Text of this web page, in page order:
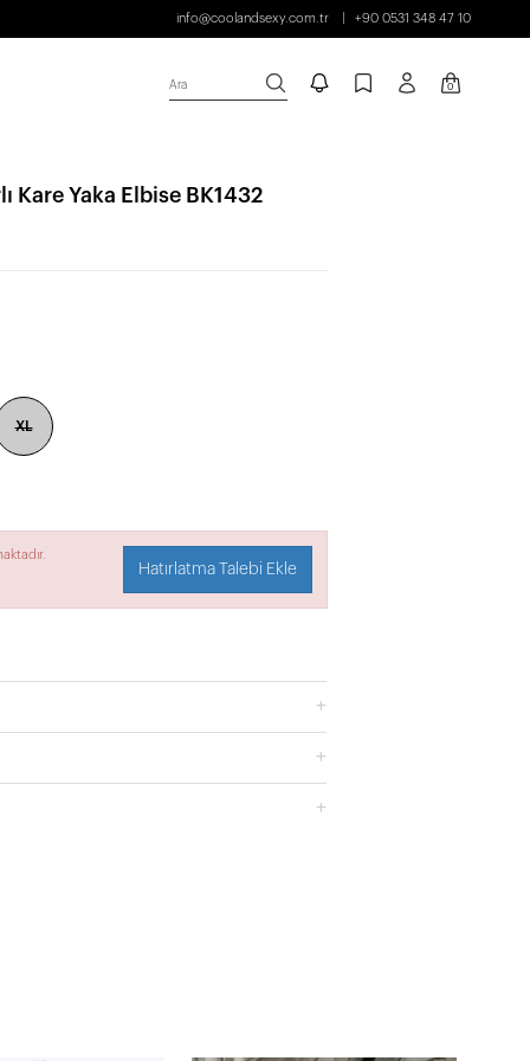
info@coolandsexy.com.tr +90 0531 348 47 10
Ara 0
Kare Yaka Elbise BK1432
XL
Hatırlatma Talebi Ekle